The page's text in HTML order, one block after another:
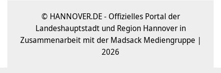
© HANNOVER.DE - Offizielles Portal der
Landeshauptstadt und Region Hannover in
Zusammenarbeit mit der Madsack Mediengruppe |
2026